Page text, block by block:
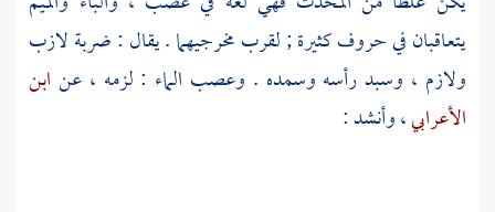
يتعاقبان في حروف كثيرة ; لقرب مخرجيهما . يقال : ضربة لازب
ولازم ، وسبد رأسه وسمده . وعصب الماء : لزمه ، عن ابن
الأعرابي، وأنشد :